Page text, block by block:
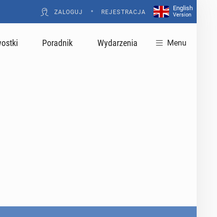
ZALOGUJ • REJESTRACJA
English
Version
Poradnik Wydarzenia Menu